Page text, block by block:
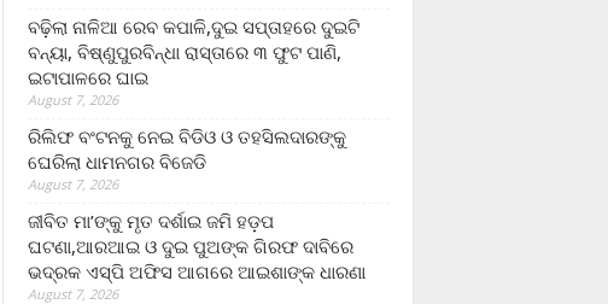
ବଢ଼ିଲା ନାଳିଆ ରେବ କପାଳି,ଦୁଇ ସପ୍ତାହରେ ଦୁଇଟି
ବନ୍ୟା, ବିଷ୍ଣୁପୁରବିନ୍ଧା ରାସ୍ତାରେ ୩ ଫୁଟ ପାଣି,
ଇଟାପାଳରେ ଘାଇ
August 7, 2026
ରିଲିଫ ବଂଟନକୁ ନେଇ ବିଡିଓ ଓ ତହସିଲଦାରଙ୍କୁ
ଘେରିଲା ଧାମନଗର ବିଜେଡି
August 7, 2026
ଜୀବିତ ମା’ଙ୍କୁ ମୃତ ଦର୍ଶାଇ ଜମି ହଡ଼ପ
ଘଟଣା,ଆରଆଇ ଓ ଦୁଇ ପୁଅଙ୍କ ଗିରଫ ଦାବିରେ
ଭଦ୍ରକ ଏସ୍‌ପି ଅଫିସ ଆଗରେ ଆଇଶାଙ୍କ ଧାରଣା
August 7, 2026